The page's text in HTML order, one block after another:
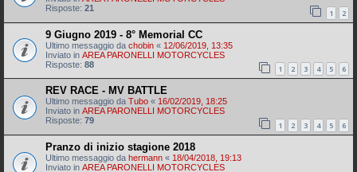
Risposte: 21 1 2
9 Giugno 2019 - 8° Memorial CC
Ultimo messaggio da chobin « 12/06/2019, 13:35
Inviato in AREA PARONELLI MOTORCYCLES
Risposte: 88 1 2 3 4 5 6
REV RACE - MV BATTLE
Ultimo messaggio da Tubo « 16/02/2019, 18:25
Inviato in AREA PARONELLI MOTORCYCLES
Risposte: 79 1 2 3 4 5 6
Pranzo di inizio stagione 2018
Ultimo messaggio da hermann « 18/04/2018, 19:13
Inviato in AREA PARONELLI MOTORCYCLES